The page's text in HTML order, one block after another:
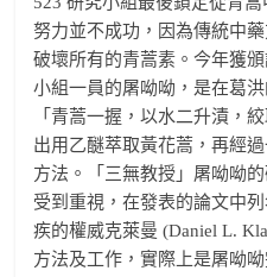
努力並不成功，因為傳統中
破壞所有的青蒿素。今年獲
小組一員的屠呦呦，是在葛
「青蒿一握，以水二升漬，
出用乙醚萃取黃花蒿，再經
方法。「三無教授」屠呦呦
受到重視，在發表的論文中
疾的權威克萊曼 (Daniel L.
方法及工作，實際上是屠呦